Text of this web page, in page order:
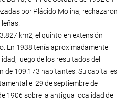
por Plácido Molina, rechazaron
km2, el quinto en extensión
En 1938 tenía aproximadamente
luego de los resultados del
de 109.173 habitantes. Su capital es
el 29 de septiembre de
1906 sobre la antigua localidad de